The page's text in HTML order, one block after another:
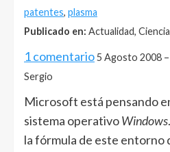
patentes, plasma
Publicado en: Actualidad,
1 comentario5 Agosto 2008
Sergio
Microsoft está pensando
sistema operativoWindows
la fórmula de este entorno